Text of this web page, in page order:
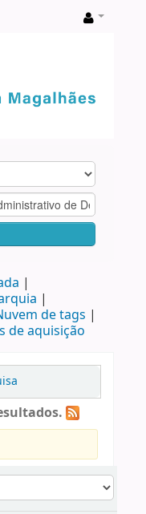
de tags
de aquisição